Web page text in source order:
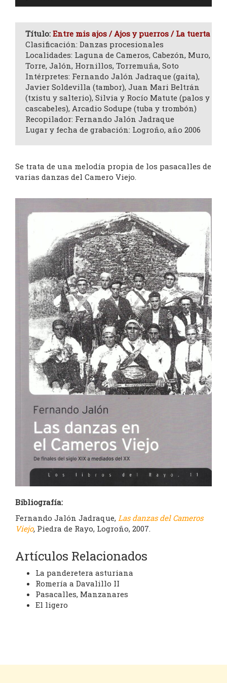
Título: Entre mis ajos / Ajos y puerros / La tuerta
Clasificación: Danzas procesionales
Localidades: Laguna de Cameros, Cabezón, Muro,
Torre, Jalón, Hornillos, Torremuña, Soto
Intérpretes: Fernando Jalón Jadraque (gaita),
Javier Soldevilla (tambor), Juan Mari Beltrán
(txistu y salterio), Silvia y Rocío Matute (palos y
cascabeles), Arcadio Sodupe (tuba y trombón)
Recopilador: Fernando Jalón Jadraque
Lugar y fecha de grabación: Logroño, año 2006
Se trata de una melodía propia de los pasacalles de
varias danzas del Camero Viejo.
Bibliografía:
Fernando Jalón Jadraque, Las danzas del Cameros
Viejo, Piedra de Rayo, Logroño, 2007.
Artículos Relacionados
La panderetera asturiana
Romería a Davalillo II
Pasacalles, Manzanares
El ligero